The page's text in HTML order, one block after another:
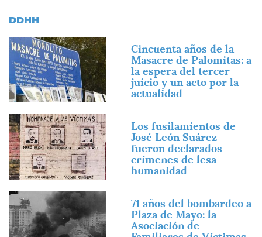
DDHH
Imagen
Cincuenta años de la
Masacre de Palomitas: a
la espera del tercer
juicio y un acto por la
actualidad
Imagen
Los fusilamientos de
José León Suárez
fueron declarados
crímenes de lesa
humanidad
Imagen
71 años del bombardeo a
Plaza de Mayo: la
Asociación de